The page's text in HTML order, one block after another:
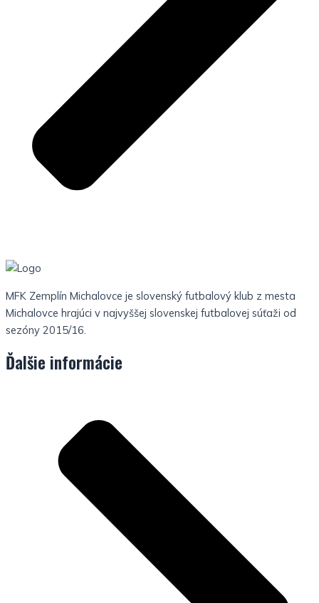
MFK Zemplín Michalovce je slovenský futbalový klub z mesta
Michalovce hrajúci v najvyššej slovenskej futbalovej súťaži od
sezóny 2015/16.
Ďalšie informácie